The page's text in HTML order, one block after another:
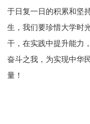
于日复一日的积累和坚
生，我们要珍惜大学时
干，在实践中提升能力
奋斗之我，为实现中华
量！